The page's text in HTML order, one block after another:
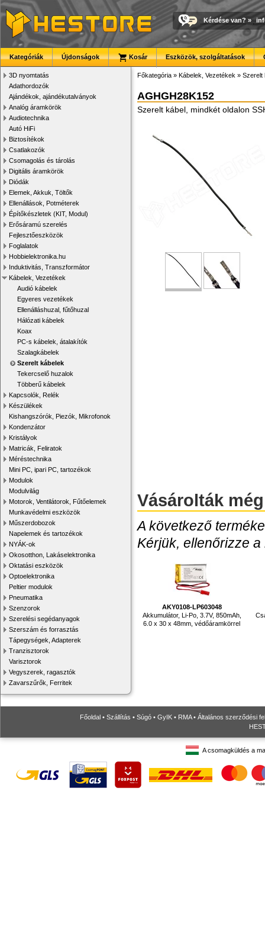
Kérdése van? »
Kategóriák Újdonságok Kosár Eszközök, szolgáltatások
3D nyomtatás
Adathordozók
Ajándékok, ajándékutalványok
Analóg áramkörök
Audiotechnika
Autó HiFi
Biztosítékok
Csatlakozók
Csomagolás és tárolás
Digitális áramkörök
Diódák
Elemek, Akkuk, Töltők
Ellenállások, Potméterek
Építőkészletek (KIT, Modul)
Erősáramú szerelés
Fejlesztőeszközök
Foglalatok
Hobbielektronika.hu
Induktivitás, Transzformátor
Kábelek, Vezetékek
Audió kábelek
Egyeres vezetékek
Ellenálláshuzal, fűtőhuzal
Hálózati kábelek
Koax
PC-s kábelek, átalakítók
Szalagkábelek
Szerelt kábelek
Tekercselő huzalok
Többerű kábelek
Kapcsolók, Relék
Készülékek
Kishangszórók, Piezók, Mikrofonok
Kondenzátor
Kristályok
Matricák, Feliratok
Méréstechnika
Mini PC, ipari PC, tartozékok
Modulok
Modulvilág
Motorok, Ventilátorok, Fűtőelemek
Munkavédelmi eszközök
Műszerdobozok
Napelemek és tartozékok
NYÁK-ok
Okosotthon, Lakáselektronika
Oktatási eszközök
Optoelektronika
Peltier modulok
Pneumatika
Szenzorok
Szerelési segédanyagok
Szerszám és forrasztás
Tápegységek, Adapterek
Tranzisztorok
Varisztorok
Vegyszerek, ragasztók
Zavarszűrők, Ferritek
Főkategória » Kábelek, Vezetékek » Szerelt
AGHGH28K152
Szerelt kábel, mindkét oldalon
Vásárolták még
A következő
Kérjük, ellenőrizze
AKY0108-LP603048
Akkumulátor, Li-Po, 3.7V, 850mAh,
6.0 x 30 x 48mm, védőáramkörrel
Főoldal • Szállítás • Súgó • GyIK • RMA• Általános szerződési
A csomagküldés a